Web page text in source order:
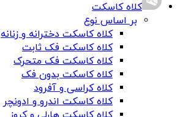
کلاه کاسکت
بر اساس نوع
کلاه کاسکت دخترانه و زنانه
کلاه کاسکت فک ثابت
کلاه کاسکت فک متحرک
کلاه کاسکت بدون فک
کلاه کراسی و آفرود
کلاه کاسکت اندرو و ادونچر